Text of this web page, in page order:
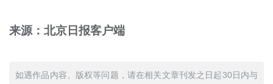
来源：北京日报客户端
如遇作品内容、版权等问题，请在相关文章刊发之日起30日内与